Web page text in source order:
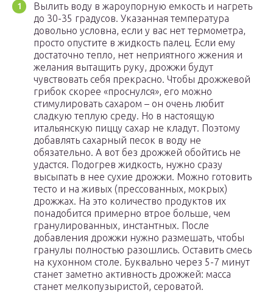
Вылить воду в жароупорную емкость и нагреть
до 30-35 градусов. Указанная температура
довольно условна, если у вас нет термометра,
просто опустите в жидкость палец. Если ему
достаточно тепло, нет неприятного жжения и
желания вытащить руку, дрожжи будут
чувствовать себя прекрасно. Чтобы дрожжевой
грибок скорее «проснулся», его можно
стимулировать сахаром – он очень любит
сладкую теплую среду. Но в настоящую
итальянскую пиццу сахар не кладут. Поэтому
добавлять сахарный песок в воду не
обязательно. А вот без дрожжей обойтись не
удастся. Подогрев жидкость, нужно сразу
высыпать в нее сухие дрожжи. Можно готовить
тесто и на живых (прессованных, мокрых)
дрожжах. На это количество продуктов их
понадобится примерно втрое больше, чем
гранулированных, инстантных. После
добавления дрожжи нужно размешать, чтобы
гранулы полностью разошлись. Оставить смесь
на кухонном столе. Буквально через 5-7 минут
станет заметно активность дрожжей: масса
станет мелкопузыристой, сероватой.